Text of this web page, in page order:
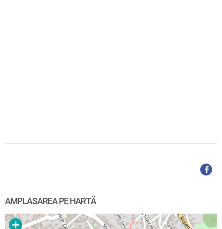
AMPLASAREA PE HARTĂ